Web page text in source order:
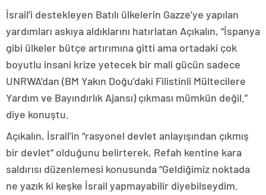
İsrail’i destekleyen Batılı ülkelerin Gazze’ye yapılan
yardımları askıya aldıklarını hatırlatan Açıkalın, “İspanya
gibi ülkeler bütçe artırımına gitti ama ortadaki çok
boyutlu insani krize yetecek bir mali gücün sadece
UNRWA’dan (BM Yakın Doğu’daki Filistinli Mültecilere
Yardım ve Bayındırlık Ajansı) çıkması mümkün değil.”
diye konuştu.
Açıkalın, İsrail’in “rasyonel devlet anlayışından çıkmış
bir devlet” olduğunu belirterek, Refah kentine kara
saldırısı düzenlemesi konusunda “Geldiğimiz noktada
ne yazık ki keşke İsrail yapmayabilir diyebilseydim.